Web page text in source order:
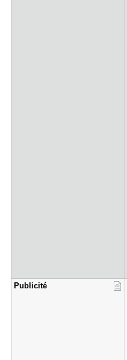
Publicité